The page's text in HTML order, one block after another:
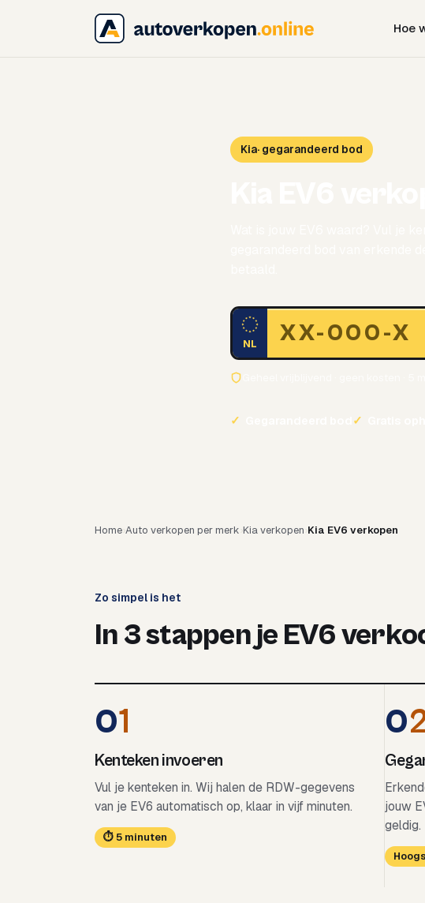
Hoe
Kia· gegarandeerd bod
NL
✓ ✓
Home Auto verkopen per merk Kia verkopen Kia EV6 verkopen
Zo simpel is het
In 3 stappen je EV6
01
Kenteken invoeren
Vul je kenteken in. Wij halen de RDW-gegevens
van je EV6 automatisch op, klaar in vijf minuten.
⏱ 5 minuten
0
jouw
geldig.